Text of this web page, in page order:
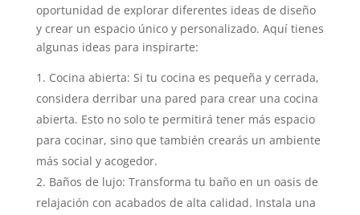
oportunidad de explorar diferentes ideas de diseño
y crear un espacio único y personalizado. Aquí tienes
algunas ideas para inspirarte:
Cocina abierta: Si tu cocina es pequeña y cerrada,
considera derribar una pared para crear una cocina
abierta. Esto no solo te permitirá tener más espacio
para cocinar, sino que también crearás un ambiente
más social y acogedor.
Baños de lujo: Transforma tu baño en un oasis de
relajación con acabados de alta calidad. Instala una